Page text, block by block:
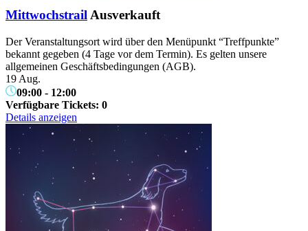
MittwochstrailAusverkauft
Der Veranstaltungsort wird über den Menüpunkt “Treffpunkte”
bekannt gegeben (4 Tage vor dem Termin). Es gelten unsere
allgemeinen Geschäftsbedingungen (AGB).
19 Aug.
09:00 - 12:00
Verfügbare Tickets: 0
Details anzeigen